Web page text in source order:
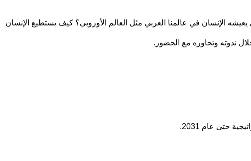
الإنسان في عالمنا العربي مثل العالم الأوروبي؟ كيف يستطيع الإنسان
ندوته وتحاوره مع الحضور.
حتى عام 2031.